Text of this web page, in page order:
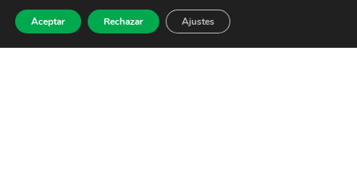
Aceptar Rechazar Ajustes